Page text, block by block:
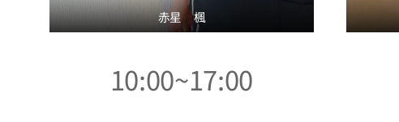
赤星 楓
10:00~17:00